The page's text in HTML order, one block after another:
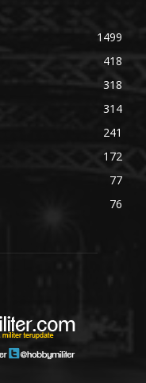
1499
418
318
314
241
172
77
76